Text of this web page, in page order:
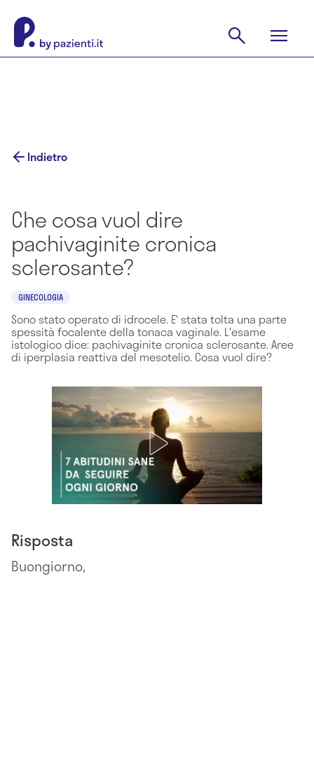
Indietro
Che cosa vuol dire
pachivaginite cronica
sclerosante?
GINECOLOGIA
Sono stato operato di idrocele. E' stata tolta una parte
spessità focalente della tonaca vaginale. L'esame
istologico dice: pachivaginite cronica sclerosante. Aree
di iperplasia reattiva del mesotelio. Cosa vuol dire?
Risposta
Buongiorno,